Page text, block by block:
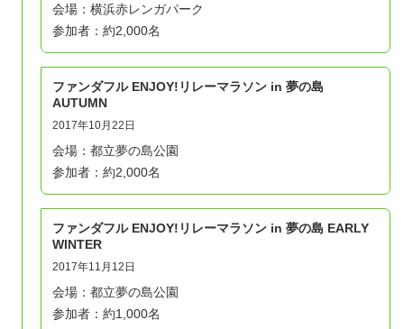
会場：横浜赤レンガパーク
参加者：約2,000名
ファンダフル ENJOY!リレーマラソン in 夢の島
AUTUMN
2017年10月22日
会場：都立夢の島公園
参加者：約2,000名
ファンダフル ENJOY!リレーマラソン in 夢の島 EARLY
WINTER
2017年11月12日
会場：都立夢の島公園
参加者：約1,000名